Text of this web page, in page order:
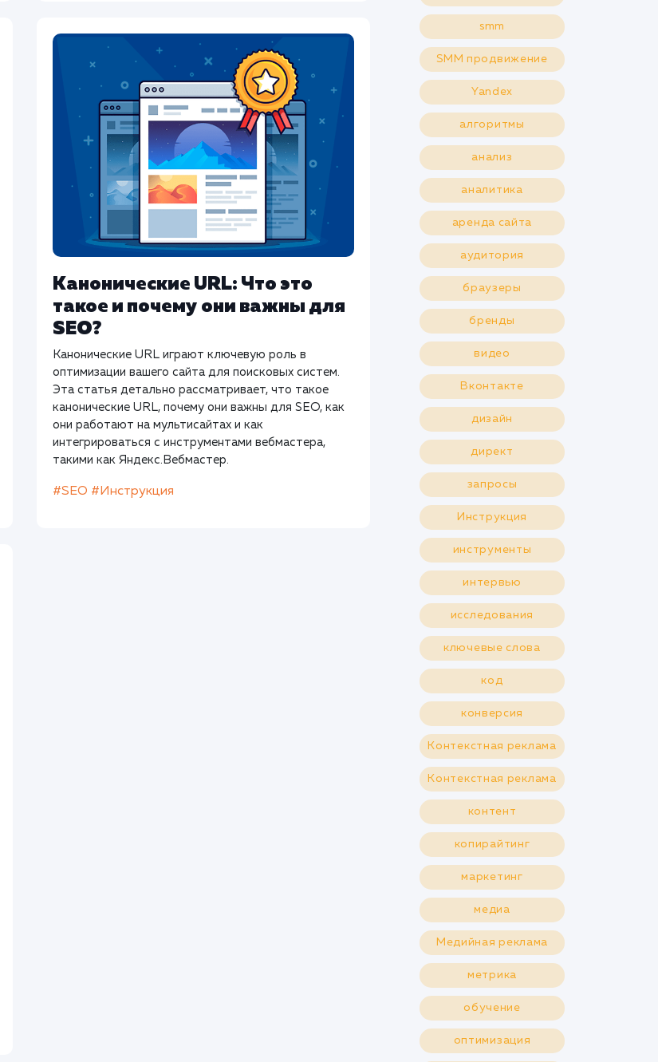
Канонические URL: Что это
такое и почему они важны для
SEO?
Канонические URL играют ключевую роль в
оптимизации вашего сайта для поисковых систем.
Эта статья детально рассматривает, что такое
канонические URL, почему они важны для SEO, как
они работают на мультисайтах и как
интегрироваться с инструментами вебмастера,
такими как Яндекс.Вебмастер.
#SEO #Инструкция
smm
SMM продвижение
Yandex
алгоритмы
анализ
аналитика
аренда сайта
аудитория
браузеры
бренды
видео
Вконтакте
дизайн
директ
запросы
Инструкция
инструменты
интервью
исследования
ключевые слова
код
конверсия
Контекстная реклама
Контекстная реклама
контент
копирайтинг
маркетинг
медиа
Медийная реклама
метрика
обучение
оптимизация